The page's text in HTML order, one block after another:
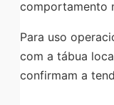
comportamento
Para uso
com a tábua
confirmam a